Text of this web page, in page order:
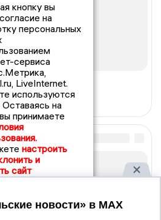
кнопку вы
на
персональных
сервиса
LiveInternet.
используются
на
принимаете
настроить
и
сайт